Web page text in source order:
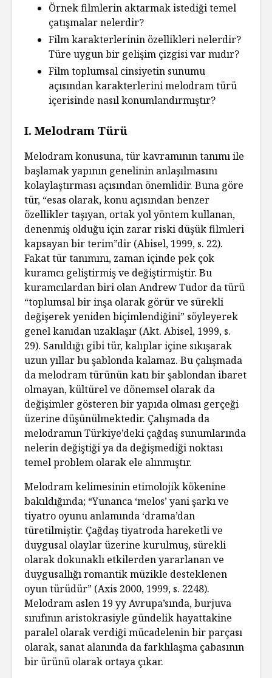
Örnek filmlerin aktarmak istediği temel
çatışmalar nelerdir?
Film karakterlerinin özellikleri nelerdir?
Türe uygun bir gelişim çizgisi var mıdır?
Film toplumsal cinsiyetin sunumu
açısından karakterlerini melodram türü
içerisinde nasıl konumlandırmıştır?
I. Melodram Türü
Melodram konusuna, tür kavramının tanımı ile
başlamak yapının genelinin anlaşılmasını
kolaylaştırması açısından önemlidir. Buna göre
tür, “esas olarak, konu açısından benzer
özellikler taşıyan, ortak yol yöntem kullanan,
denenmiş olduğu için zarar riski düşük filmleri
kapsayan bir terim”dir (Abisel, 1999, s. 22).
Fakat tür tanımını, zaman içinde pek çok
kuramcı geliştirmiş ve değiştirmiştir. Bu
kuramcılardan biri olan Andrew Tudor da türü
“toplumsal bir inşa olarak görür ve sürekli
değişerek yeniden biçimlendiğini” söyleyerek
genel kanıdan uzaklaşır (Akt. Abisel, 1999, s.
29). Sanıldığı gibi tür, kalıplar içine sıkışarak
uzun yıllar bu şablonda kalamaz. Bu çalışmada
da melodram türünün katı bir şablondan ibaret
olmayan, kültürel ve dönemsel olarak da
değişimler gösteren bir yapıda olması gerçeği
üzerine düşünülmektedir. Çalışmada da
melodramın Türkiye’deki çağdaş sunumlarında
nelerin değiştiği ya da değişmediği noktası
temel problem olarak ele alınmıştır.
Melodram kelimesinin etimolojik kökenine
bakıldığında; “Yunanca ‘melos’ yani şarkı ve
tiyatro oyunu anlamında ‘drama’dan
türetilmiştir. Çağdaş tiyatroda hareketli ve
duygusal olaylar üzerine kurulmuş, sürekli
olarak dokunaklı etkilerden yararlanan ve
duygusallığı romantik müzikle desteklenen
oyun türüdür” (Axis 2000, 1999, s. 2248).
Melodram aslen 19 yy Avrupa’sında, burjuva
sınıfının aristokrasiyle gündelik hayattakine
paralel olarak verdiği mücadelenin bir parçası
olarak, sanat alanında da farklılaşma çabasının
bir ürünü olarak ortaya çıkar.